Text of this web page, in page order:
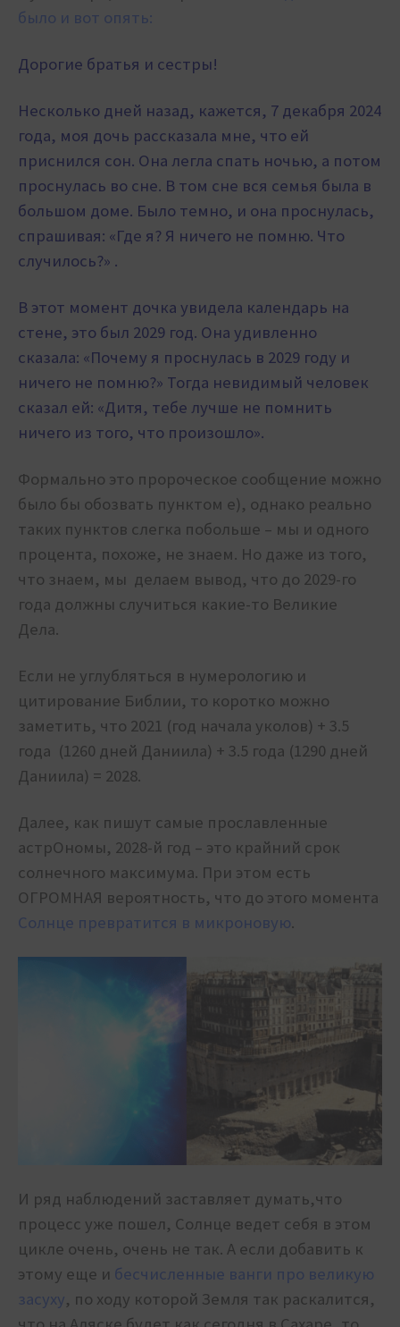
было и вот опять:
Дорогие братья и сестры!
Несколько дней назад, кажется, 7 декабря 2024
года, моя дочь рассказала мне, что ей
приснился сон. Она легла спать ночью, а потом
проснулась во сне. В том сне вся семья была в
большом доме. Было темно, и она проснулась,
спрашивая: «Где я? Я ничего не помню. Что
случилось?» .
В этот момент дочка увидела календарь на
стене, это был 2029 год. Она удивленно
сказала: «Почему я проснулась в 2029 году и
ничего не помню?» Тогда невидимый человек
сказал ей: «Дитя, тебе лучше не помнить
ничего из того, что произошло».
Формально это пророческое сообщение можно
было бы обозвать пунктом е), однако реально
таких пунктов слегка побольше – мы и одного
процента, похоже, не знаем. Но даже из того,
что знаем, мы делаем вывод, что до 2029-го
года должны случиться какие-то Великие
Дела.
Если не углубляться в нумерологию и
цитирование Библии, то коротко можно
заметить, что 2021 (год начала уколов) + 3.5
года (1260 дней Даниила) + 3.5 года (1290 дней
Даниила) = 2028.
Далее, как пишут самые прославленные
астрОномы, 2028-й год – это крайний срок
солнечного максимума. При этом есть
ОГРОМНАЯ вероятность, что до этого момента
Солнце превратится в микроновую.
И ряд наблюдений заставляет думать,что
процесс уже пошел, Солнце ведет себя в этом
цикле очень, очень не так. А если добавить к
этому еще и бесчисленные ванги про великую
засуху, по ходу которой Земля так раскалится,